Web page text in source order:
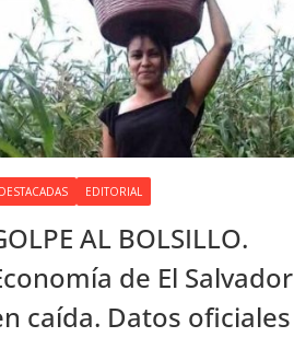
DESTACADAS EDITORIAL
AL BOLSILLO.
de El Salvador
caída. Datos oficiales